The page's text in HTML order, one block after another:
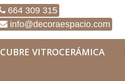
664 309 315
info@decoraespacio.com
CUBRE VITROCERÁMICA